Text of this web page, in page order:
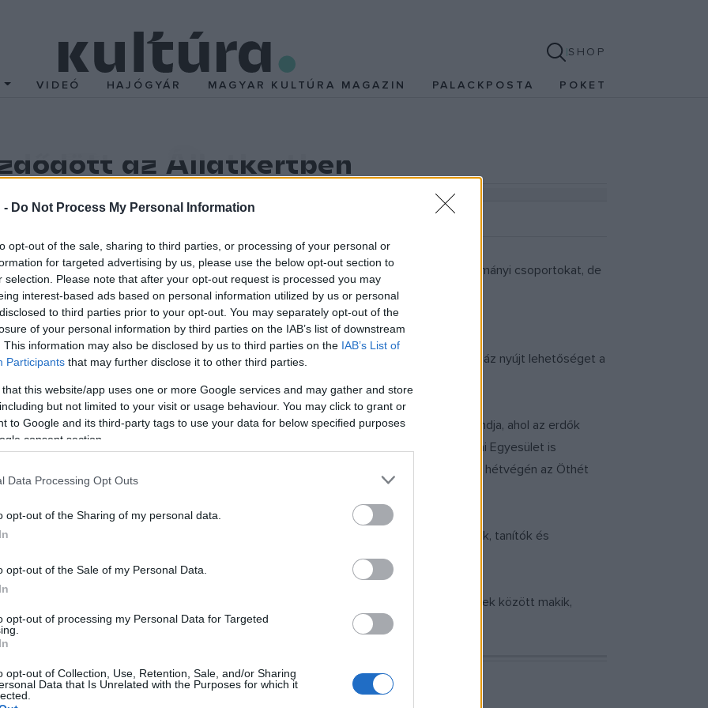
- Do Not Process My Personal Information
opt-out of the sale, sharing to third parties, or processing of your personal or
for targeted advertising by us, please use the below opt-out section to
selection. Please note that after your opt-out request is processed you may
interest-based ads based on personal information utilized by us or personal
to third parties prior to your opt-out. You may separately opt-out of the
of your personal information by third parties on the IAB’s list of downstream
This information may also be disclosed by us to third parties on the IAB’s List of
Participants that may further disclose it to other third parties.
that this website/app uses one or more Google services and may gather and store
but not limited to your visit or usage behaviour. You may click to grant or
to Google and its third-party tags to use your data for below specified purposes
consent section.
Data Processing Opt Outs
opt-out of the Sharing of my personal data.
opt-out of the Sale of my Personal Data.
opt-out of processing my Personal Data for Targeted
opt-out of Collection, Use, Retention, Sale, and/or Sharing
Data that Is Unrelated with the Purposes for which it
SHOP
VIDEÓ HAJÓGYÁR MAGYAR KULTÚRA MAGAZIN PALACKPOSTA POKET
az Állatkertben
napja egyhetes programsorozattá bővített változata, amelynek során elsősorban tanulmányi csoportokat, de
állomásból álló vetélkedővel várják a gyermekeket. Hétvégén az Ökocsiga Játszóház nyújt lehetőséget a
is képviselteti magát. Egész héten működik az Országos Erdészeti Egyesület standja, ahol az erdők
szombaton és vasárnap a Duna-Ipoly Nemzeti Park Igazgatóság és a Magyar Madártani Egyesület is
és a közönség megismerkedhet az Ipolytarnócon fellelt őslények világával is. Emellett hétvégén az Öthét
is számos érdekességet tudhatnak meg a látogatók.
számára rendezett hagyományos nyílt nappal zárul, amelynek során a tanárok, tanítók és
az állatkert által kínált pedagógiai lehetőségekkel.
további látnivaló is akad, hiszen az elmúlt hetekben számos állatkölyök született: többek között makik,